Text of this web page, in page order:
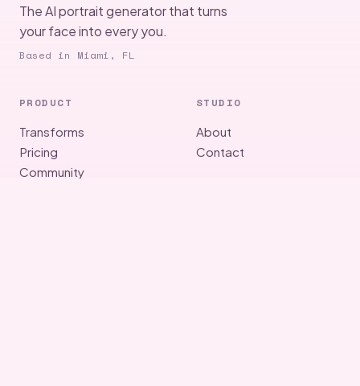
The AI portrait generator that turns
your face into every you.
Based in Miami, FL
PRODUCT
Transforms
Pricing
Community
STUDIO
About
Contact